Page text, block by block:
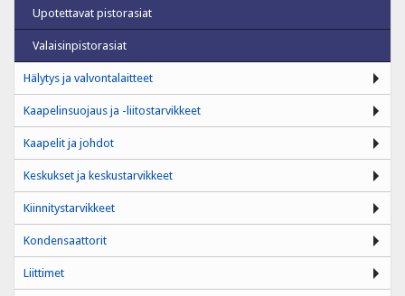
Upotettavat pistorasiat
Valaisinpistorasiat
Hälytys ja valvontalaitteet
Kaapelinsuojaus ja -liitostarvikkeet
Kaapelit ja johdot
Keskukset ja keskustarvikkeet
Kiinnitystarvikkeet
Kondensaattorit
Liittimet